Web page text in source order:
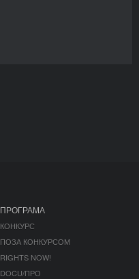
ПРОГРАМА
КОНКУРС
ПОЗА КОНКУРСОМ
RIGHTS NOW!
DOCU/ПРО